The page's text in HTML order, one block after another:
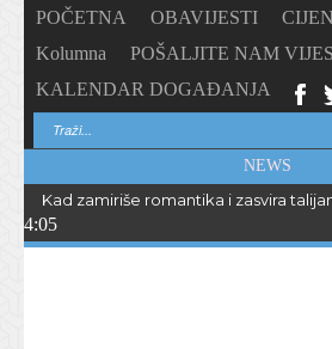
POČETNA OBAVIJESTI
Kolumna
POŠALJITE NAM
KALENDAR DOGAĐANJA
NEWS
Kad zamiriše romantika i zasvira
4:05